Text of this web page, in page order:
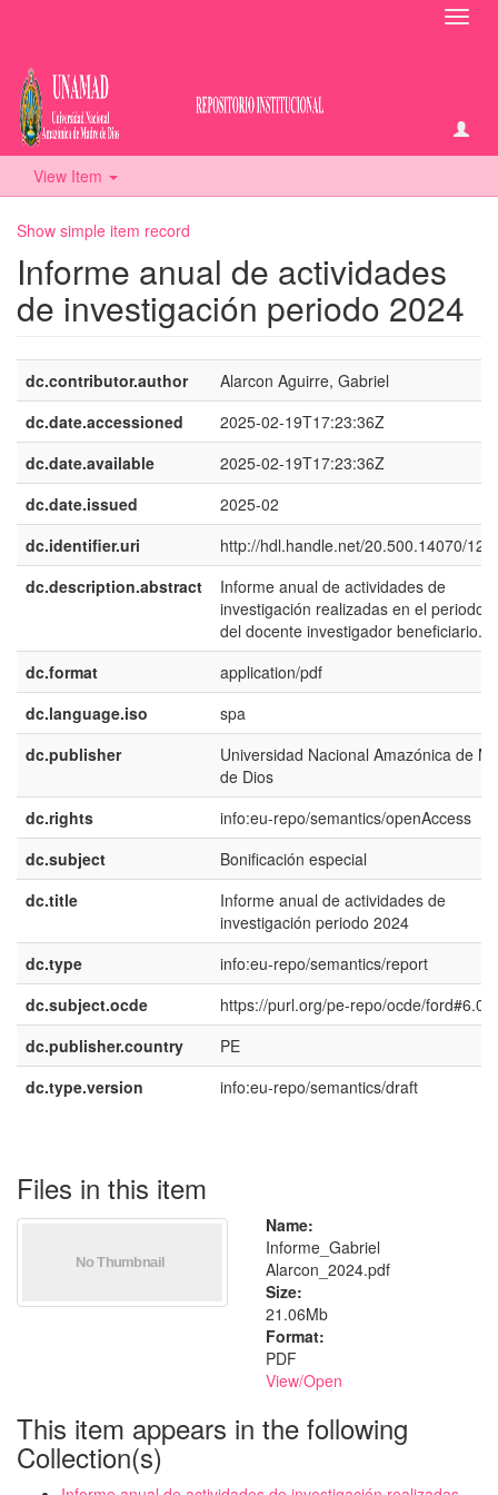
View Item
Show simple item record
Informe anual de actividades
de investigación periodo 2024
dc.contributor.author
Alarcon Aguirre, Gabriel
dc.date.accessioned
2025-02-19T17:23:36Z
dc.date.available
2025-02-19T17:23:36Z
dc.date.issued
2025-02
dc.identifier.uri
http://hdl.handle.net/20.500.14070/
dc.description.abstract
Informe anual de actividades de
investigación realizadas en el periodo
del docente investigador beneficiario.
dc.format
application/pdf
dc.language.iso
spa
dc.publisher
Universidad Nacional Amazónica de
de Dios
dc.rights
info:eu-repo/semantics/openAccess
dc.subject
Bonificación especial
dc.title
Informe anual de actividades de
investigación periodo 2024
dc.type
info:eu-repo/semantics/report
dc.subject.ocde
https://purl.org/pe-repo/ocde/
dc.publisher.country
PE
dc.type.version
info:eu-repo/semantics/draft
Files in this item
Name:
Informe_Gabriel
Alarcon_2024.pdf
Size:
21.06Mb
Format:
PDF
View/Open
This item appears in the following
Collection(s)